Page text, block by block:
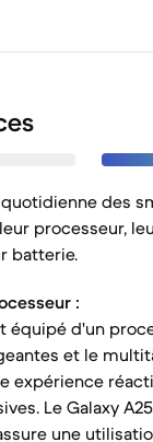
des
processeur,
batterie.
:
équipé d'un
et le
expérience
Le Galaxy
une